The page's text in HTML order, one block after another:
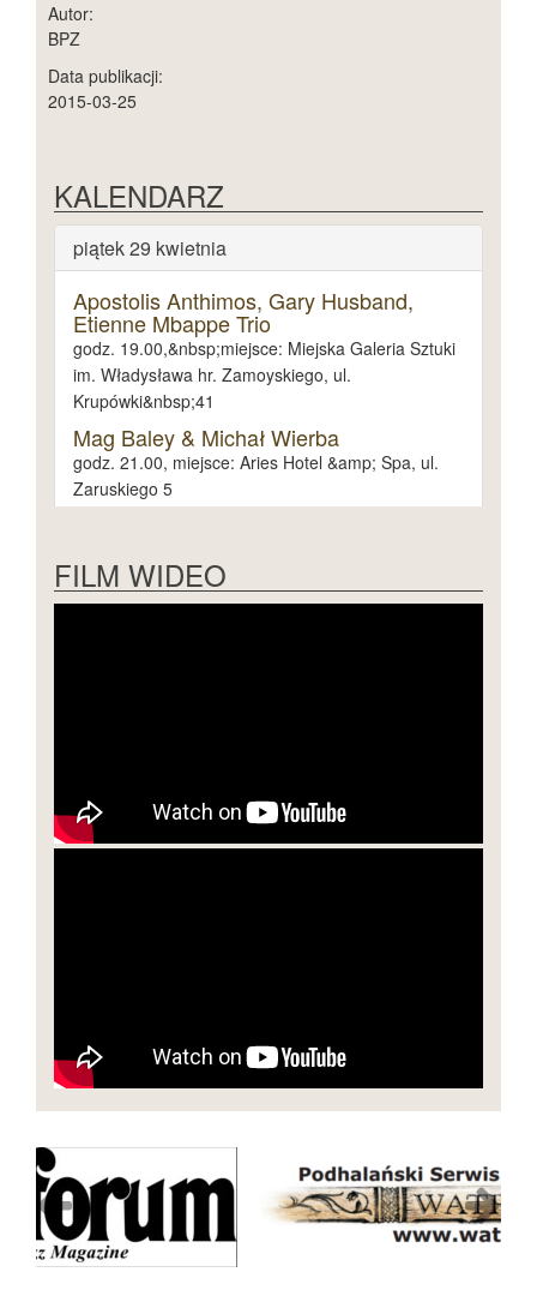
Autor:
BPZ
Data publikacji:
2015-03-25
KALENDARZ
piątek 29 kwietnia
Apostolis Anthimos, Gary Husband,
Etienne Mbappe Trio
godz. 19.00,&nbsp;miejsce: Miejska Galeria Sztuki
im. Władysława hr. Zamoyskiego, ul.
Krupówki&nbsp;41
Mag Baley & Michał Wierba
godz. 21.00, miejsce: Aries Hotel &amp; Spa, ul.
Zaruskiego 5
sobota 30 kwietnia
FILM WIDEO